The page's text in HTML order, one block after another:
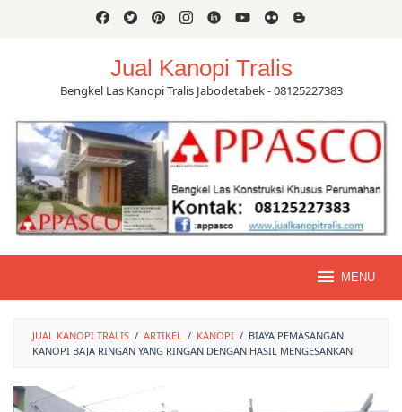
Jual Kanopi Tralis
Bengkel Las Kanopi Tralis Jabodetabek - 08125227383
MENU
JUAL KANOPI TRALIS / ARTIKEL / KANOPI / BIAYA PEMASANGAN
KANOPI BAJA RINGAN YANG RINGAN DENGAN HASIL MENGESANKAN